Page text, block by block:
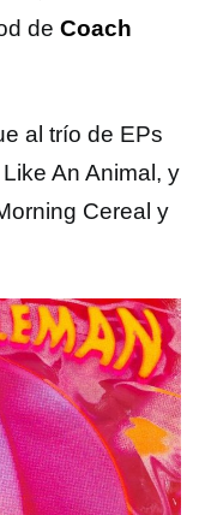
de Coach
al trío de EPs
An Animal, y
Cereal y